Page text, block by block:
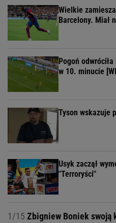
Wielkie
Barcelony. Miał
Pogoń
w 10. minucie
Tyson wskazuje
Usyk zaczął
"Terroryści"
1/15 Zbigniew Boniek swoją